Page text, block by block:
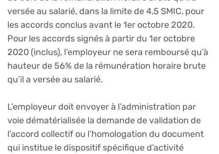
versée au salarié, dans la limite de 4,5 SMIC, pour
les accords conclus avant le 1er octobre 2020.
Pour les accords signés à partir du 1er octobre
2020 (inclus), l’employeur ne sera remboursé qu’à
hauteur de 56% de la rémunération horaire brute
qu’il a versée au salarié.
L’employeur doit envoyer à l’administration par
voie dématérialisée la demande de validation de
l’accord collectif ou l’homologation du document
qui institue le dispositif spécifique d’activité